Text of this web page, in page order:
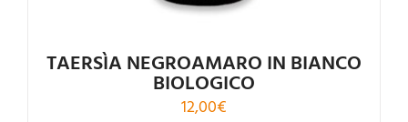
TAERSÌA NEGROAMARO IN BIANCO
BIOLOGICO
12,00€